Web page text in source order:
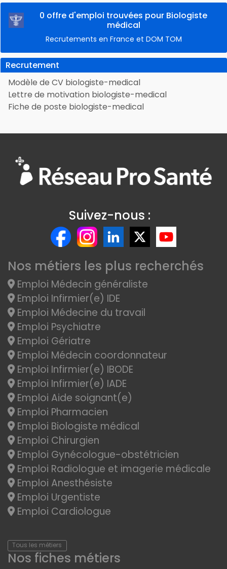
0 offre d'emploi trouvées pour Biologiste
médical
Recrutements en France et DOM TOM
Recrutement
Modèle de CV biologiste-medical
Lettre de motivation biologiste-medical
Fiche de poste biologiste-medical
Suivez-nous :
Nos métiers les plus recherchés
Emploi Médecin généraliste
Emploi Infirmier(e) IDE
Emploi Médecine du travail
Emploi Psychiatre
Emploi Gériatre
Emploi Médecin coordonnateur
Emploi Infirmier(e) IBODE
Emploi Infirmier(e) IADE
Emploi Aide soignant(e)
Emploi Pharmacien
Emploi Biologiste médical
Emploi Chirurgien
Emploi Gynécologue-obstétricien
Emploi Radiologue et imagerie médicale
Emploi Anesthésiste
Emploi Urgentiste
Emploi Cardiologue
Tous les métiers
Nos fiches métiers